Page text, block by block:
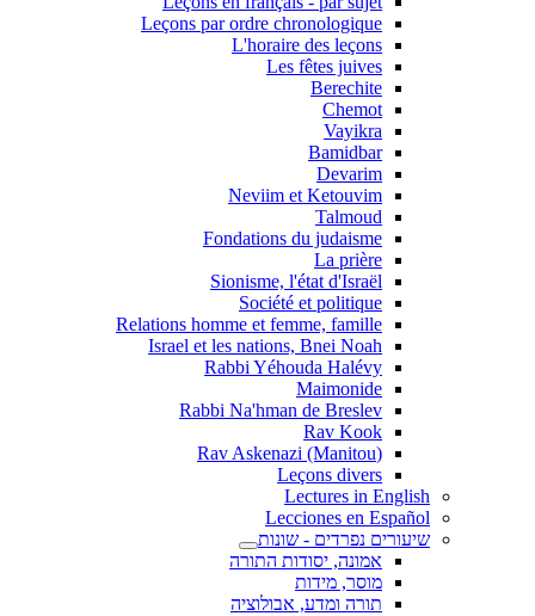
Leçons par ordre chronologique
L'horaire des leçons
Les fêtes juives
Berechite
Chemot
Vayikra
Bamidbar
Devarim
Neviim et Ketouvim
Talmoud
Fondations du judaisme
La prière
Sionisme, l'état d'Israël
Société et politique
Relations homme et femme, famille
Israel et les nations, Bnei Noah
Rabbi Yéhouda Halévy
Maimonide
Rabbi Na'hman de Breslev
Rav Kook
(Rav Askenazi (Manitou
Leçons divers
Lectures in English
Lecciones en Español
שיעורים נפרדים - שונות
אמונה, יסודות התורה
מוסר, מידות
תורה ומדע, אבולוציה